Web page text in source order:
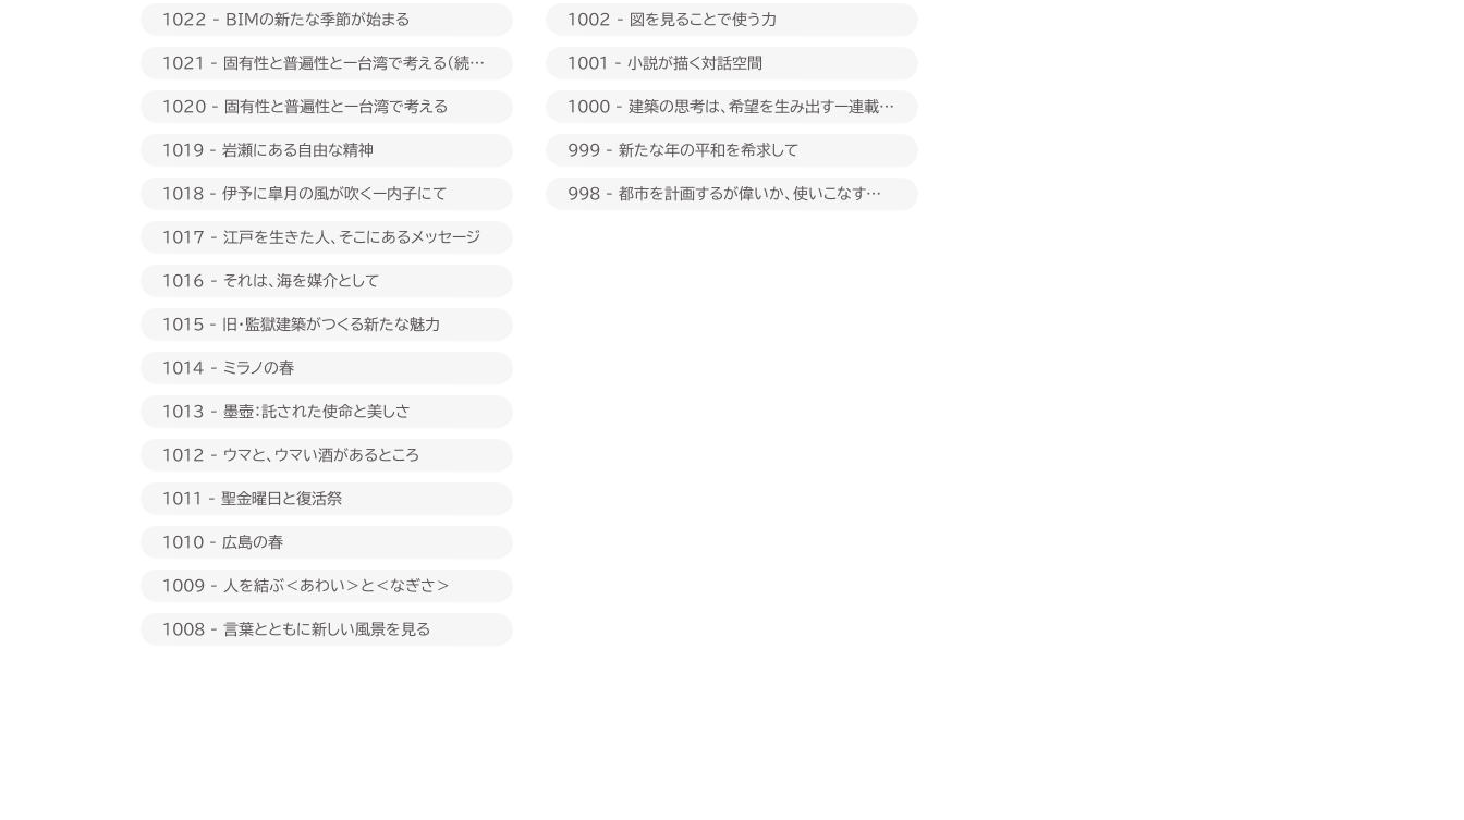
1022 - BIMの新たな季節が始まる
1021 - 固有性と普遍性とー台湾で考える（続
1020 - 固有性と普遍性とー台湾で考える
1019 - 岩瀬にある自由な精神
1018 - 伊予に皐月の風が吹くー内子にて
1017 - 江戸を生きた人、そこにあるメッセージ
1016 - それは、海を媒介として
1015 - 旧・監獄建築がつくる新たな魅力
1014 - ミラノの春
1013 - 墨壺：託された使命と美しさ
1012 - ウマと、ウマい酒があるところ
1011 - 聖金曜日と復活祭
1010 - 広島の春
1009 - 人を結ぶ＜あわい＞と＜なぎさ＞
1008 - 言葉とともに新しい風景を見る
1002 - 図を見ることで使う力
1001 - 小説が描く対話空間
1000 - 建築の思考は、希望を生み出すー連載
999 - 新たな年の平和を希求して
998 - 都市を計画するが偉いか、使いこなすが偉